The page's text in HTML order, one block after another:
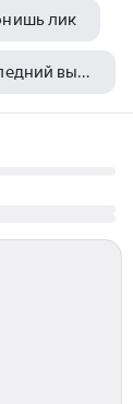
лик
народное слово лев толстой газета последний выпуск